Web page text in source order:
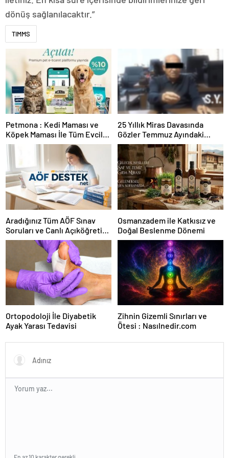
dönüş sağlanılacaktır.”
TIMMS
Petmona : Kedi Maması ve
Köpek Maması İle Tüm Evcil
Hayvan Ürünleri
25 Yıllık Miras Davasında
Gözler Temmuz Ayındaki
Karar Duruşmasına Çevrildi
Aradığınız Tüm AÖF Sınav
Soruları ve Canlı Açıköğretim
Forumu Burada
Osmanzadem ile Katkısız ve
Doğal Beslenme Dönemi
Ortopodoloji İle Diyabetik
Ayak Yarası Tedavisi
Zihnin Gizemli Sınırları ve
Ötesi : Nasılnedir.com